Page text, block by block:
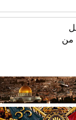
من